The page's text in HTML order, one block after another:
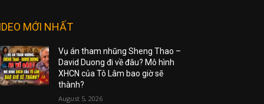
MỚI NHẤT
Vụ án tham nhũng Sheng Thao –
David Duong đi về đâu? Mô hình
XHCN của Tô Lâm bao giờ sẽ
thành?
August 5, 2026